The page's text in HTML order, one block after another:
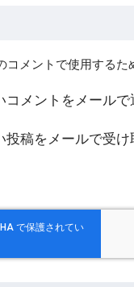
コメントで使用するた
コメントをメールで
投稿をメールで受け